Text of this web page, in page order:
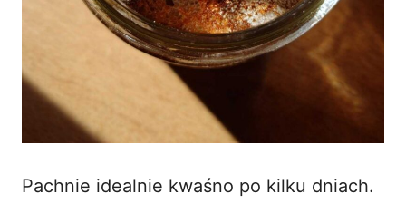
Pachnie idealnie kwaśno po kilku dniach.